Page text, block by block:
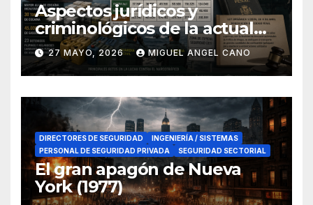
Aspectos jurídicos y
criminológicos de la actual
lucha contra el narcotráfico
en el sur de España
27 MAYO, 2026 MIGUEL ANGEL CANO
DIRECTORES DE SEGURIDAD
INGENIERÍA / SISTEMAS
PERSONAL DE SEGURIDAD PRIVADA
SEGURIDAD SECTORIAL
El gran apagón de Nueva
York (1977)